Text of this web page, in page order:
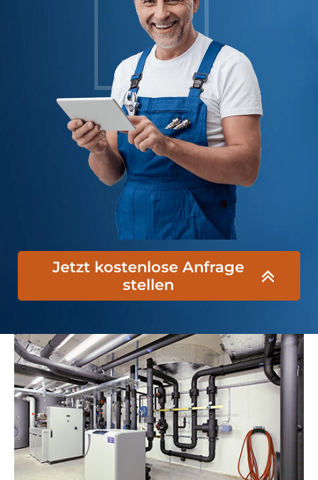
Jetzt kostenlose Anfrage
stellen